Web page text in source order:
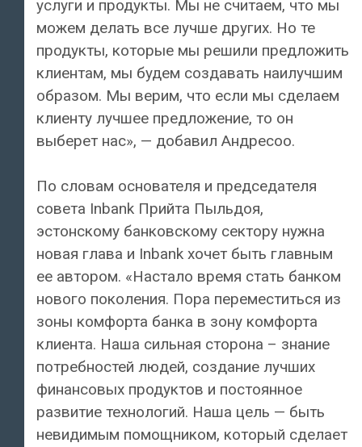
услуги и продукты. Мы не считаем, что мы
можем делать все лучше других. Но те
продукты, которые мы решили предложить
клиентам, мы будем создавать наилучшим
образом. Мы верим, что если мы сделаем
клиенту лучшее предложение, то он
выберет нас», — добавил Андресоо.
По словам основателя и председателя
совета Inbank Прийта Пыльдоя,
эстонскому банковскому сектору нужна
новая глава и Inbank хочет быть главным
ее автором. «Настало время стать банком
нового поколения. Пора переместиться из
зоны комфорта банка в зону комфорта
клиента. Наша сильная сторона – знание
потребностей людей, создание лучших
финансовых продуктов и постоянное
развитие технологий. Наша цель — быть
невидимым помощником, который сделает